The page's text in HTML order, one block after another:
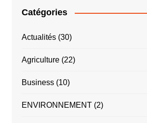
Catégories
Actualités(30)
Agriculture(22)
Business(10)
ENVIRONNEMENT(2)